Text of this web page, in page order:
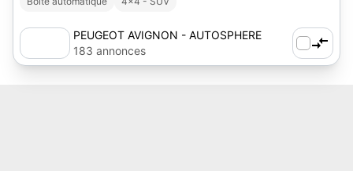
PEUGEOT AVIGNON - AUTOSPHERE
183 annonces